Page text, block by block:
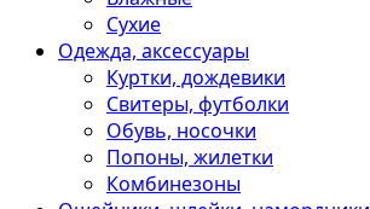
Сухие
Одежда, аксессуары
Куртки, дождевики
Свитеры, футболки
Обувь, носочки
Попоны, жилетки
Комбинезоны